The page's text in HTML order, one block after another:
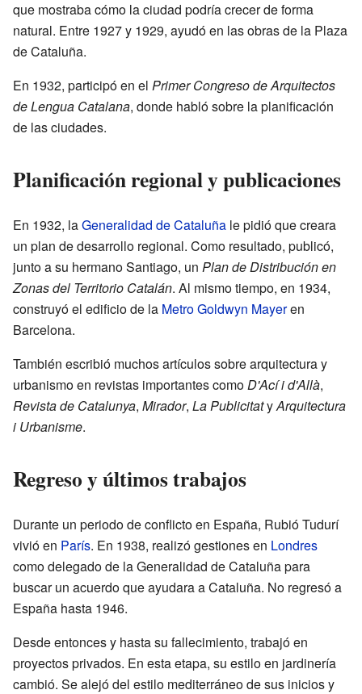
que mostraba cómo la ciudad podría crecer de forma
natural. Entre 1927 y 1929, ayudó en las obras de la Plaza
de Cataluña.
En 1932, participó en el Primer Congreso de Arquitectos
de Lengua Catalana, donde habló sobre la planificación
de las ciudades.
Planificación regional y publicaciones
En 1932, laGeneralidad de Cataluña le pidió que creara
un plan de desarrollo regional. Como resultado, publicó,
junto a su hermano Santiago, un Plan de Distribución en
Zonas del Territorio Catalán. Al mismo tiempo, en 1934,
construyó el edificio de la Metro Goldwyn Mayeren
Barcelona.
También escribió muchos artículos sobre arquitectura y
urbanismo en revistas importantes comoD'Ací i d'Allà,
Revista de Catalunya, Mirador, La PublicitatyArquitectura
i Urbanisme.
Regreso y últimos trabajos
Durante un periodo de conflicto en España, Rubió Tudurí
vivió en París. En 1938, realizó gestiones en Londres
como delegado de la Generalidad de Cataluña para
buscar un acuerdo que ayudara a Cataluña. No regresó a
España hasta 1946.
Desde entonces y hasta su fallecimiento, trabajó en
proyectos privados. En esta etapa, su estilo en jardinería
cambió. Se alejó del estilo mediterráneo de sus inicios y